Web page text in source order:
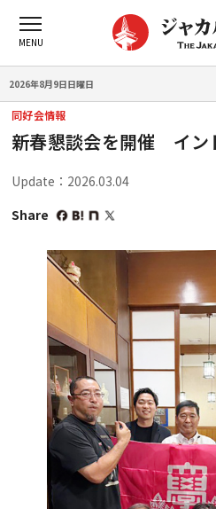
2026年8月9日日曜日
同好会情報
新春懇談会を開催 イン
Update：2026.03.04
Share